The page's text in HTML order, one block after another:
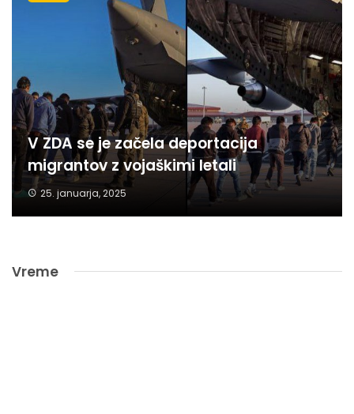
V ZDA se je začela deportacija
migrantov z vojaškimi letali
25. januarja, 2025
Vreme